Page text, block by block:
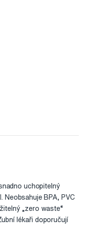
uchopitelný
BPA, PVC
„zero waste“
lékaři doporučují